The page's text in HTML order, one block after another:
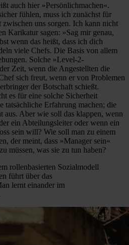
auch hier »Persönlichmachen«.
fühlen, muss ich zunächst für
zwischen uns sorgen. Ich kann nicht
Karikatur sagen: »Sag mir genau,
wenn das heißt, dass ich dich
viele Chefs. Die Basis von allem
Solche »Level-2-
Zeit, wenn die Angestellten die
sich freut, wenn er von Problemen
der Botschaft schießt.
es für eine solche Sicherheit
tatsächliche Erfahrung machen; die
aus. Aber wie soll das klappen, wenn
ein Abteilungsleiter oder wenn ein
sein will? Wie soll man zu einem
der meint, dass »Manager sein«
müssen, was sie zu tun haben?
rollenbasierten Sozialmodell
führt über das
lernt einander im